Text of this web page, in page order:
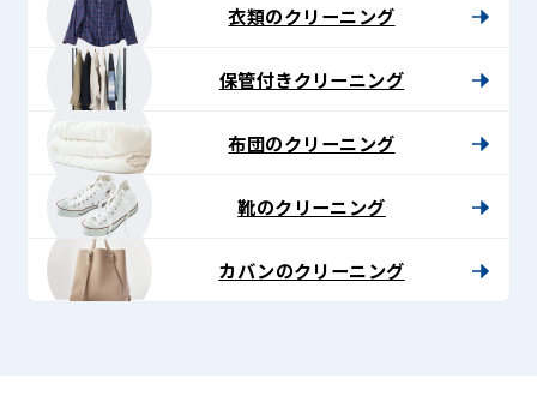
衣類のクリーニング
保管付きクリーニング
布団のクリーニング
靴のクリーニング
カバンのクリーニング